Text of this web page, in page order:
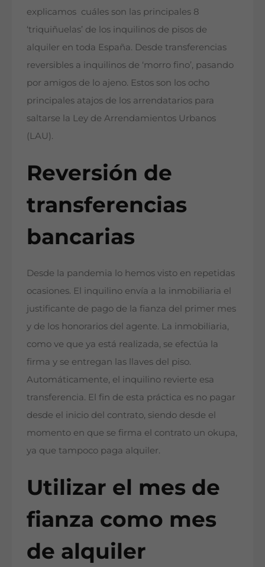
explicamos cuáles son las principales 8
‘triquiñuelas’ de los inquilinos de pisos de
alquiler en toda España. Desde transferencias
reversibles a inquilinos de ‘morro fino’, pasando
por amigos de lo ajeno. Estos son los ocho
principales atajos de los arrendatarios para
saltarse la Ley de Arrendamientos Urbanos
(LAU).
Reversión de
transferencias
bancarias
Desde la pandemia lo hemos visto en repetidas
ocasiones. El inquilino envía a la inmobiliaria el
justificante de pago de la fianza del primer mes
y de los honorarios del agente. La inmobiliaria,
como ve que ya está realizada, se efectúa la
firma y se entregan las llaves del piso.
Automáticamente, el inquilino revierte esa
transferencia. El fin de esta práctica es no pagar
desde el inicio del contrato, siendo desde el
momento en que se firma el contrato un okupa,
ya que tampoco paga alquiler.
Utilizar el mes de
fianza como mes
de alquiler